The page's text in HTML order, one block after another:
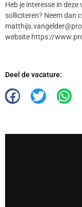
Heb je interesse in
solliciteren? Neem dan
website https://
Deel de vacature: